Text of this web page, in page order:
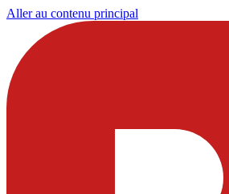
Aller au contenu principal